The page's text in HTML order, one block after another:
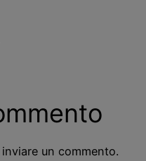
un commento.